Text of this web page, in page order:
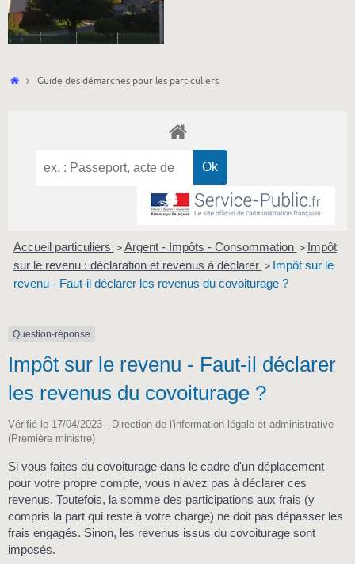
Accueil
Guide des démarches pour les particuliers
Accueil particuliers > Argent - Impôts - Consommation > Impôt
sur le revenu : déclaration et revenus à déclarer > Impôt sur le
revenu - Faut-il déclarer les revenus du covoiturage ?
Question-réponse
Impôt sur le revenu - Faut-il déclarer
les revenus du covoiturage ?
Vérifié le 17/04/2023 - Direction de l'information légale et administrative
(Première ministre)
Si vous faites du covoiturage dans le cadre d'un déplacement
pour votre propre compte, vous n'avez pas à déclarer ces
revenus. Toutefois, la somme des participations aux frais (y
compris la part qui reste à votre charge) ne doit pas dépasser les
frais engagés. Sinon, les revenus issus du covoiturage sont
imposés.